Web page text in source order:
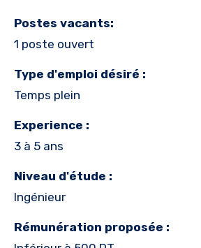
Postes vacants:
1 poste ouvert
Type d'emploi désiré :
Temps plein
Experience :
3 à 5 ans
Niveau d'étude :
Ingénieur
Rémunération proposée :